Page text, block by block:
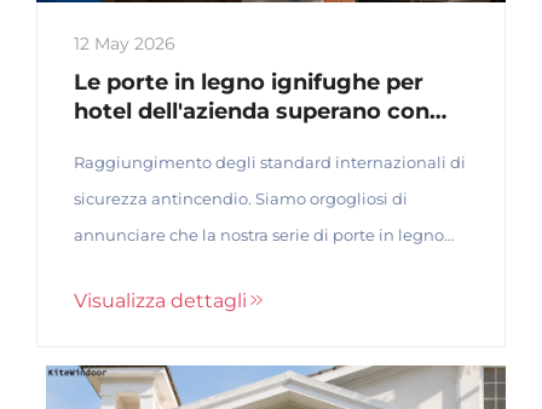
12 May 2026
Le porte in legno ignifughe per
hotel dell'azienda superano con
Raggiungimento degli standard internazionali di
sicurezza antincendio. Siamo orgogliosi di
annunciare che la nostra serie di porte in legno
test antincendio UL, segnando un altro
prodotti e nelle nostre capacità di certificazione
Visualizza dettagli